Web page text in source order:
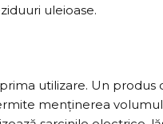
uleioase.
utilizare. Un
menținerea